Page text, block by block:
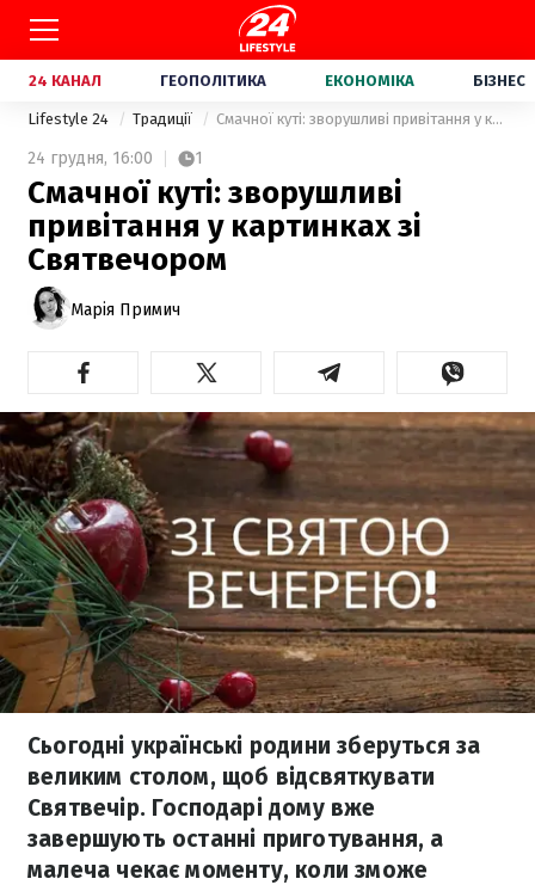
24 КАНАЛ ГЕОПОЛІТИКА ЕКОНОМІКА БІЗНЕС
Lifestyle 24 Традиції Смачної куті: зворушливі привітання у картинках зі Святвечором
24 грудня, 16:00 1
Смачної куті: зворушливі
привітання у картинках зі
Святвечором
Марія Примич
Сьогодні українські родини зберуться за
великим столом, щоб відсвяткувати
Святвечір. Господарі дому вже
завершують останні приготування, а
малеча чекає моменту, коли зможе